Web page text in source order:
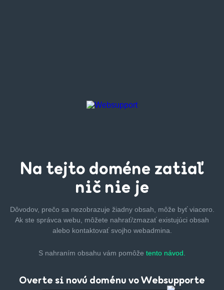
Na tejto doméne zatiaľ
nič nie je
Dôvodov, prečo sa nezobrazuje žiadny obsah, môže byťviacero.
Ak ste správca webu, môžete nahrať/zmazaťexistujúci obsah
alebo kontaktovať svojho webadmina.
S nahraním obsahu vám pomôže tento návod.
Overte si novú doménu vo Websupporte